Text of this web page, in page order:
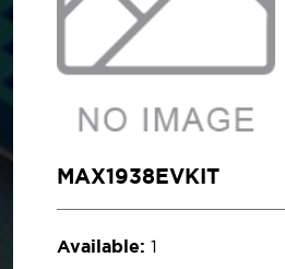
MAX1938EVKIT
Available: 1